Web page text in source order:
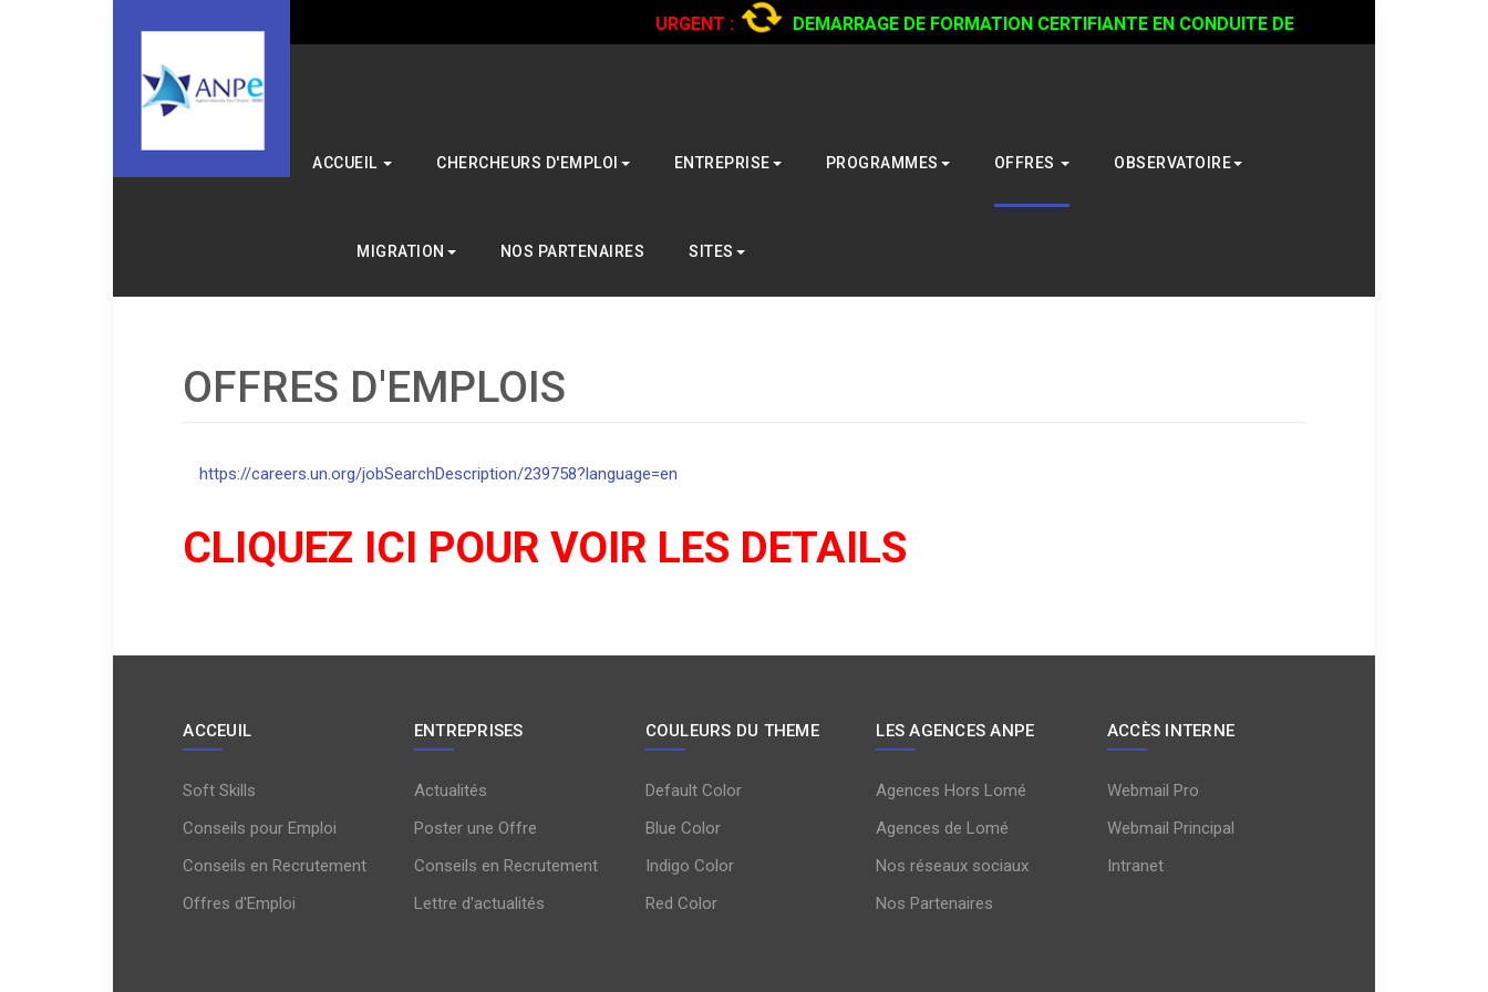
URGENT :
DEMARRAGE DE FORMATION CERTIFIANTE EN CONDUITE DE
CAMIONS...CLIQUER POUR LIRE
ACCUEIL CHERCHEURS D'EMPLOI ENTREPRISE PROGRAMMES OFFRES OBSERVATOIRE
MIGRATION NOS PARTENAIRES SITES
OFFRES D'EMPLOIS
https://careers.un.org/jobSearchDescription/239758?language=en
CLIQUEZ ICI POUR VOIR LES DETAILS
ACCEUIL
Soft Skills
Conseils pour Emploi
Conseils en Recrutement
Offres d'Emploi
ENTREPRISES
Actualités
Poster une Offre
Conseils en Recrutement
Lettre d'actualités
COULEURS DU THEME
Default Color
Blue Color
Indigo Color
Red Color
LES AGENCES ANPE
Agences Hors Lomé
Agences de Lomé
Nos réseaux sociaux
Nos Partenaires
ACCÈS INTERNE
Webmail Pro
Webmail Principal
Intranet